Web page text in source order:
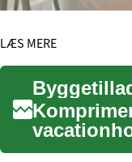
LÆS MERE